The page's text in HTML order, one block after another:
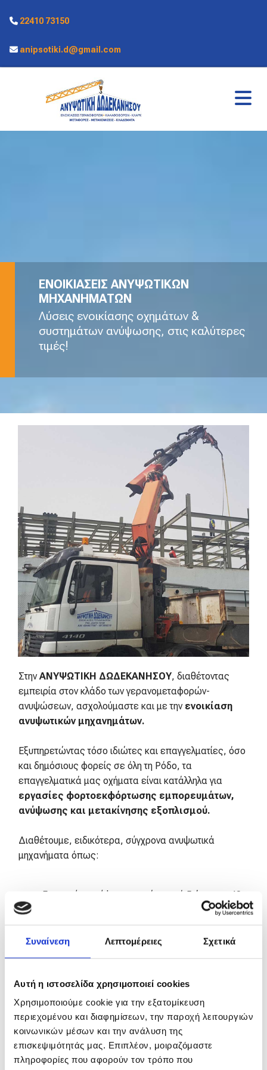
Συναίνεση Λεπτομέρειες Σχετικά
Αυτή η ιστοσελίδα χρησιμοποιεί cookies
Χρησιμοποιούμε cookie για την εξατομίκευση
περιεχομένου και διαφημίσεων, την παροχή λειτουργιών
κοινωνικών μέσων και την ανάλυση της
επισκεψιμότητάς μας. Επιπλέον, μοιραζόμαστε
πληροφορίες που αφορούν τον τρόπο που
 22410 73150
 anipsotiki.d@gmail.com
ΕΝΟΙΚΙΑΣΕΙΣ ΑΝΥΨΩΤΙΚΩΝ
ΜΗΧΑΝΗΜΑΤΩΝ
Λύσεις ενοικίασης οχημάτων &
συστημάτων ανύψωσης, στις καλύτερες
τιμές!
ΣτηνΑΝΥΨΩΤΙΚΗ ΔΩΔΕΚΑΝΗΣΟΥ, διαθέτοντας
εμπειρία στον κλάδο των γερανομεταφορών-
ανυψώσεων, ασχολούμαστε και με τηνενοικίαση
ανυψωτικών μηχανημάτων.
Εξυπηρετώντας τόσο ιδιώτες και επαγγελματίες, όσο
και δημόσιους φορείς σε όλη τη Ρόδο, τα
επαγγελματικά μας οχήματα είναι κατάλληλα για
εργασίες φορτοεκφόρτωσης εμπορευμάτων,
ανύψωσης και μετακίνησης εξοπλισμού.
Διαθέτουμε, ειδικότερα, σύγχρονα ανυψωτικά
μηχανήματα όπως:
Γερανούς με ύψος εργασίας από 5 έως και 40
Πλατφόρμες ανύψωσης
Καλαθοφόρα & περονοφόρα οχήματα (κλαρκ)
Γιατί να ενοικιάσετε
ανυψωτικό μηχάνημα από
την ΑΝΥΨΩΤΙΚΗ